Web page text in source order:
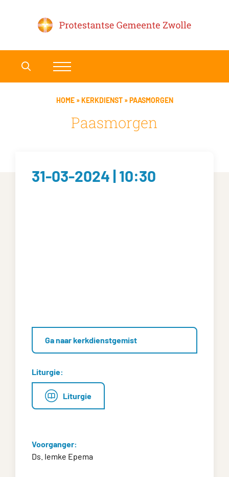
HOME»KERKDIENST»PAASMORGEN
Paasmorgen
31-03-2024 | 10:30
Ga naar kerkdienstgemist
Liturgie:
Liturgie
Voorganger:
Ds. Iemke Epema